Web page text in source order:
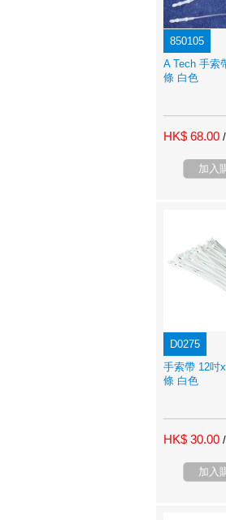
850105
A Tech 手索
條 白色
HK$ 68.00
加入
D0275
手索帶 12吋
條 白色
HK$ 30.00
加入